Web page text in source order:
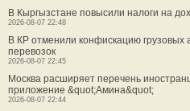
В Кыргызстане повысили налоги на
2026-08-07 22:48
В КР отменили конфискацию грузовых
перевозок
2026-08-07 22:45
Москва расширяет перечень
приложение &quot;Амина&quot;
2026-08-07 22:44